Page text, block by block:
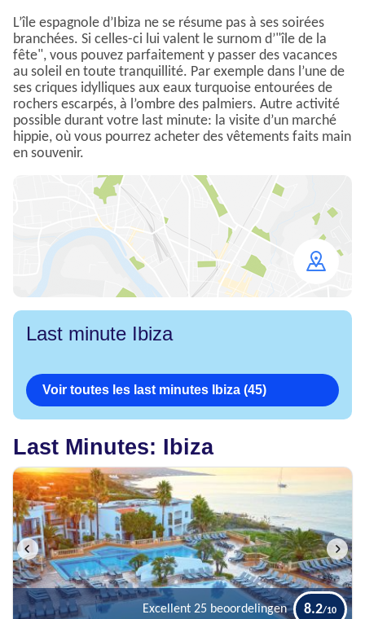
L’île espagnole d’Ibiza ne se résume pas à ses soirées
branchées. Si celles-ci lui valent le surnom d’"île de la
fête", vous pouvez parfaitement y passer des vacances
au soleil en toute tranquillité. Par exemple dans l’une de
ses criques idylliques aux eaux turquoise entourées de
rochers escarpés, à l’ombre des palmiers. Autre activité
possible durant votre last minute: la visite d’un marché
hippie, où vous pourrez acheter des vêtements faits main
en souvenir.
map
Last minute Ibiza
Voir toutes les last minutes Ibiza (45)
Last Minutes: Ibiza
Excellent 25 beoordelingen 8.2